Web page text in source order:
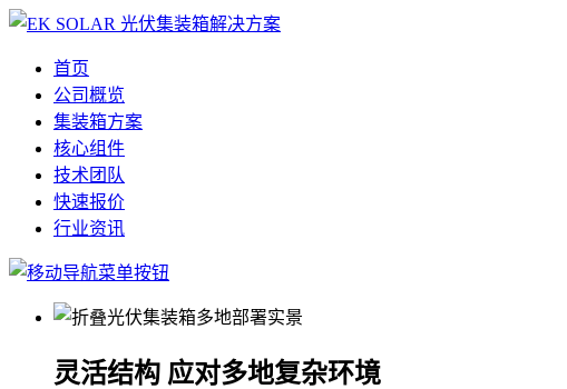
首页
公司概览
集装箱方案
核心组件
技术团队
快速报价
行业资讯
灵活结构 应对多地复杂环境